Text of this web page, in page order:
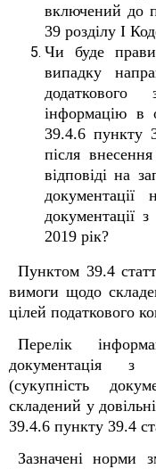
включений до
39 розділу I
Чи буде
випадку
інформацію в
39.4.6 пункту
після
відповіді на
документації
2019 рік?
Пунктом 39.4
вимоги щодо
цілей податкового
Перелік
документація з
(сукупність
складений у
39.4.6 пункту 39.4
Зазначені норми